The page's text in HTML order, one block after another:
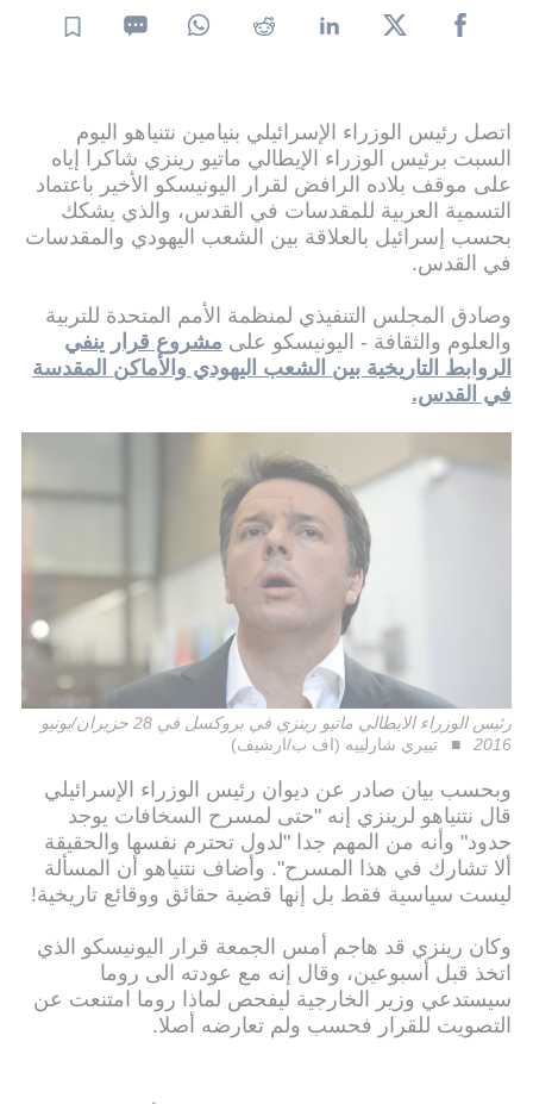
اتصل رئيس الوزراء الإسرائيلي بنيامين نتنياهو اليوم
السبت برئيس الوزراء الإيطالي ماتيو رينزي شاكرا إياه
على موقف بلاده الرافض لقرار اليونيسكو الأخير باعتماد
التسمية العربية للمقدسات في القدس، والذي يشكك
بحسب إسرائيل بالعلاقة بين الشعب اليهودي والمقدسات
في القدس.
وصادق المجلس التنفيذي لمنظمة الأمم المتحدة للتربية
والعلوم والثقافة - اليونيسكو على مشروع قرار ينفي
الروابط التاريخية بين الشعب اليهودي والأماكن المقدسة
في القدس.
رئيس الوزراء الايطالي ماتيو رينزي في بروكسل في 28 حزيران/يونيو
2016
تييري شارلييه (اف ب/ارشيف)
وبحسب بيان صادر عن ديوان رئيس الوزراء الإسرائيلي
قال نتنياهو لرينزي إنه "حتى لمسرح السخافات يوجد
حدود" وأنه من المهم جدا "لدول تحترم نفسها والحقيقة
ألا تشارك في هذا المسرح". وأضاف نتنياهو أن المسألة
ليست سياسية فقط بل إنها قضية حقائق ووقائع تاريخية!
وكان رينزي قد هاجم أمس الجمعة قرار اليونيسكو الذي
اتخذ قبل أسبوعين، وقال إنه مع عودته الى روما
سيستدعي وزير الخارجية ليفحص لماذا روما امتنعت عن
التصويت للقرار فحسب ولم تعارضه أصلا.